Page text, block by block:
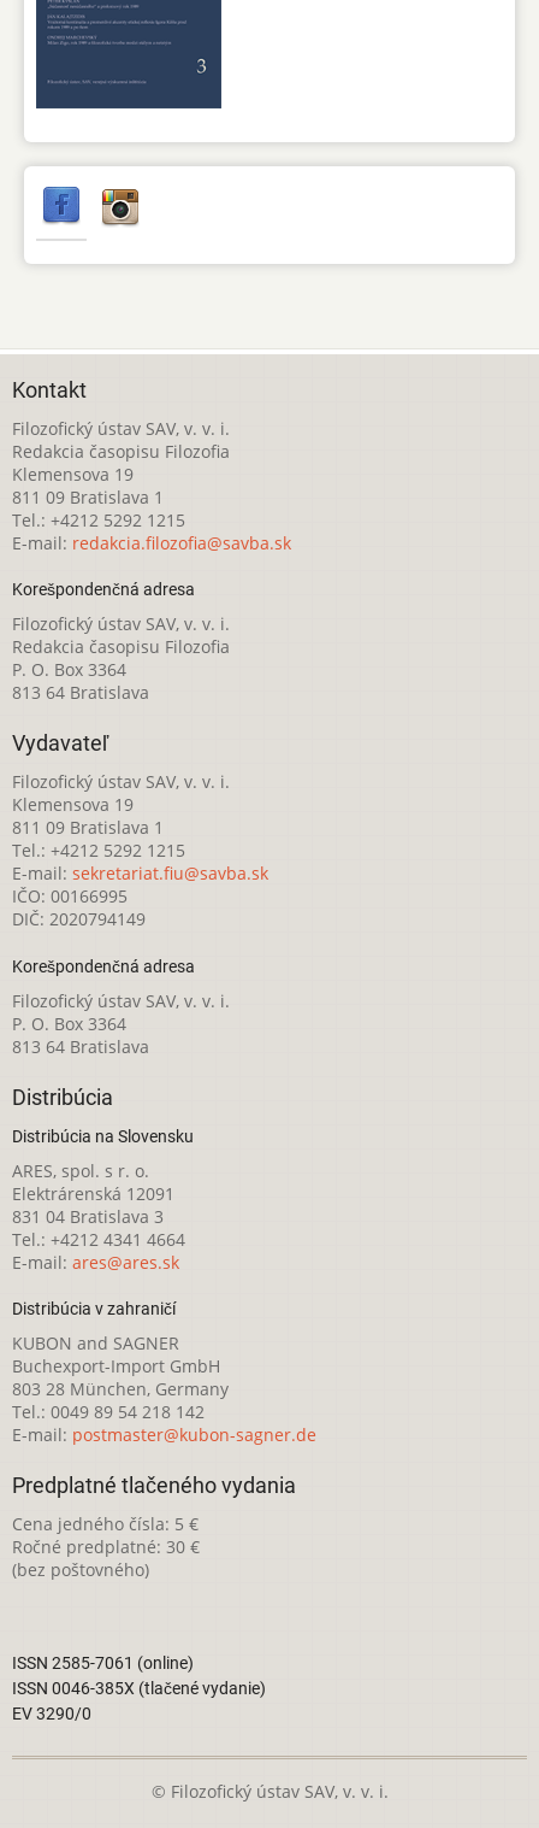
Kontakt
Filozofický ústav SAV, v. v. i.
Redakcia časopisu Filozofia
Klemensova 19
811 09 Bratislava 1
Tel.: +4212 5292 1215
E-mail: redakcia.filozofia@savba.sk
Korešpondenčná adresa
Filozofický ústav SAV, v. v. i.
Redakcia časopisu Filozofia
P. O. Box 3364
813 64 Bratislava
Vydavateľ
Filozofický ústav SAV, v. v. i.
Klemensova 19
811 09 Bratislava 1
Tel.: +4212 5292 1215
E-mail: sekretariat.fiu@savba.sk
IČO: 00166995
DIČ: 2020794149
Korešpondenčná adresa
Filozofický ústav SAV, v. v. i.
P. O. Box 3364
813 64 Bratislava
Distribúcia
Distribúcia na Slovensku
ARES, spol. s r. o.
Elektrárenská 12091
831 04 Bratislava 3
Tel.: +4212 4341 4664
E-mail: ares@ares.sk
Distribúcia v zahraničí
KUBON and SAGNER
Buchexport-Import GmbH
803 28 München, Germany
Tel.: 0049 89 54 218 142
E-mail: postmaster@kubon-sagner.de
Predplatné tlačeného vydania
Cena jedného čísla: 5 €
Ročné predplatné: 30 €
(bez poštovného)
ISSN 2585-7061 (online)
ISSN 0046-385X (tlačené vydanie)
EV 3290/0
© Filozofický ústav SAV, v. v. i.